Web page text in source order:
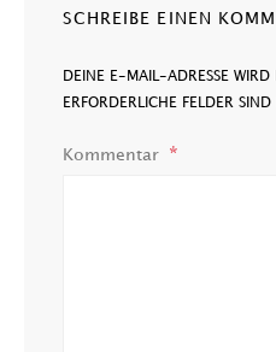
SCHREIBE EINEN
DEINE E-MAIL-ADRESSE WIRD
ERFORDERLICHE FELDER SIND
Kommentar